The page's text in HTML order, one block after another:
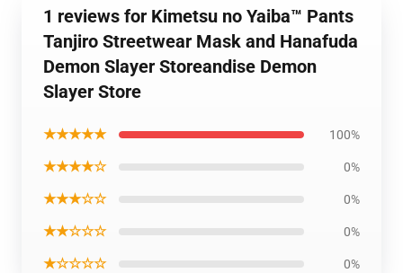
1 reviews for Kimetsu no Yaiba™ Pants
Tanjiro Streetwear Mask and Hanafuda
Demon Slayer Storeandise Demon
Slayer Store
★★★★★ 100%
★★★★☆ 0%
★★★☆☆ 0%
★★☆☆☆ 0%
★☆☆☆☆ 0%